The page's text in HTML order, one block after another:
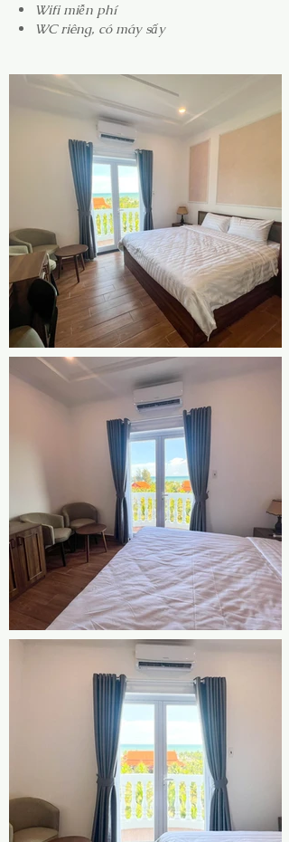
Wifi miễn phí
WC riêng, có máy sấy